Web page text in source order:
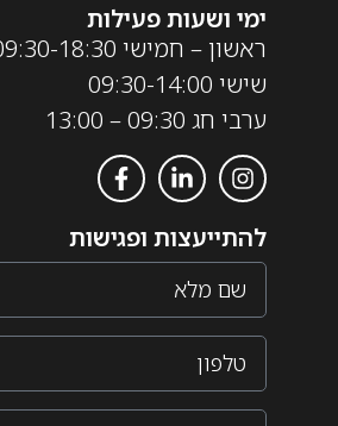
ימי ושעות פעילות
ראשון – חמישי 09:30-18:30
שישי 09:30-14:00
ערבי חג 09:30 – 13:00
להתייעצות ופגישות